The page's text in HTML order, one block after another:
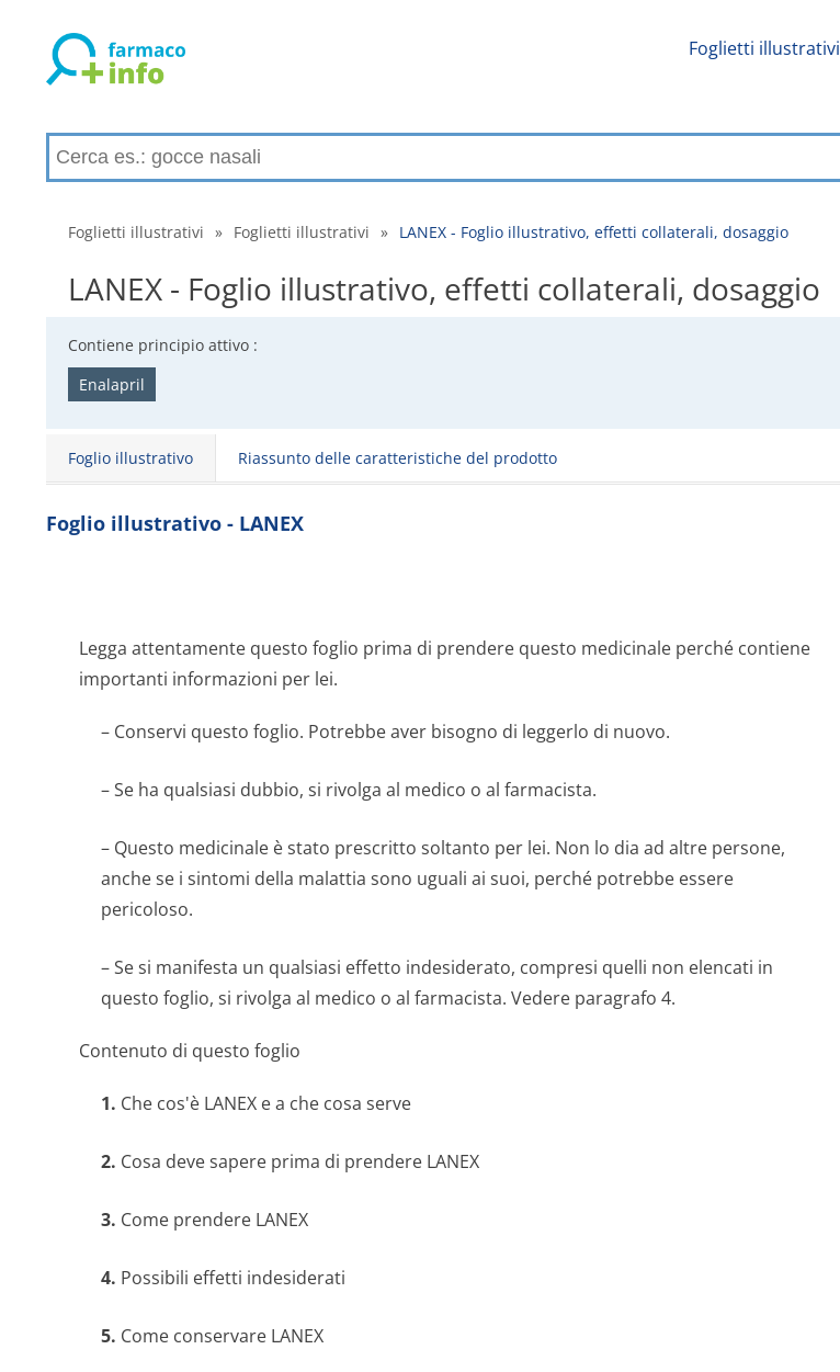
Foglietti illustrativi
Foglietti illustrativi » Foglietti illustrativi » LANEX - Foglio illustrativo, effetti collaterali, dosaggio
LANEX - Foglio illustrativo, effetti collaterali, dosaggio
Contiene principio attivo :
Enalapril
Foglio illustrativo Riassunto delle caratteristiche del prodotto
Foglio illustrativo - LANEX
Legga attentamente questo foglio prima di prendere questo medicinale perché contiene
importanti informazioni per lei.
– Conservi questo foglio. Potrebbe aver bisogno di leggerlo di nuovo.
– Se ha qualsiasi dubbio, si rivolga al medico o al farmacista.
– Questo medicinale è stato prescritto soltanto per lei. Non lo dia ad altre persone,
anche se i sintomi della malattia sono uguali ai suoi, perché potrebbe essere
pericoloso.
– Se si manifesta un qualsiasi effetto indesiderato, compresi quelli non elencati in
questo foglio, si rivolga al medico o al farmacista. Vedere paragrafo 4.
Contenuto di questo foglio
1. Che cos'è LANEX e a che cosa serve
2. Cosa deve sapere prima di prendere LANEX
3. Come prendere LANEX
4. Possibili effetti indesiderati
5. Come conservare LANEX